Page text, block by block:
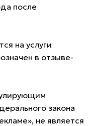
после
на услуги
в отзыве-
закона
не является